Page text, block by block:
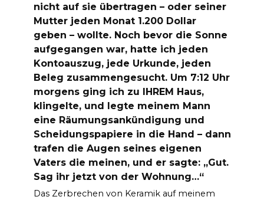
nicht auf sie übertragen – oder seiner
Mutter jeden Monat 1.200 Dollar
geben – wollte. Noch bevor die Sonne
aufgegangen war, hatte ich jeden
Kontoauszug, jede Urkunde, jeden
Beleg zusammengesucht. Um 7:12 Uhr
morgens ging ich zu IHREM Haus,
klingelte, und legte meinem Mann
eine Räumungsankündigung und
Scheidungspapiere in die Hand – dann
trafen die Augen seines eigenen
Vaters die meinen, und er sagte: „Gut.
Sag ihr jetzt von der Wohnung…“
Das Zerbrechen von Keramik auf meinem